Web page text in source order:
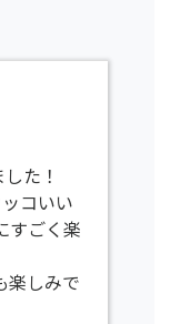
た！
コいい
すごく楽
楽しみで